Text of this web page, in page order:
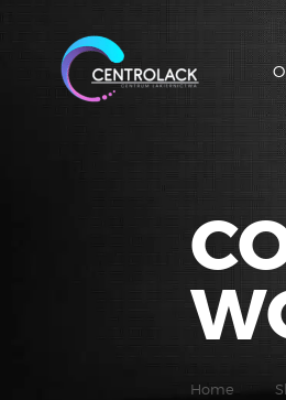
Home